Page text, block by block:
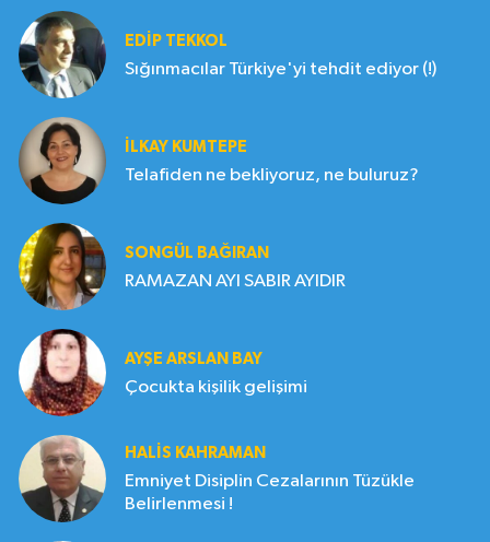
EDIP TEKKOL
Sığınmacılar Türkiye'yi tehdit ediyor (!)
İLKAY KUMTEPE
Telafiden ne bekliyoruz, ne buluruz?
SONGÜL BAĞIRAN
RAMAZAN AYI SABIR AYIDIR
AYŞE ARSLAN BAY
Çocukta kişilik gelişimi
HALIS KAHRAMAN
Emniyet Disiplin Cezalarının Tüzükle
Belirlenmesi !